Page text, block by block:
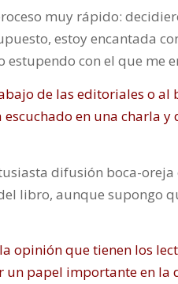
muy rápido:
estoy encantada
estupendo con el que me
de las editoriales o
en una charla y
difusión boca-
libro, aunque supongo
opinión que tienen los
un papel importante en